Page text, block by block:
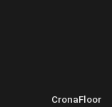
CronaFloor